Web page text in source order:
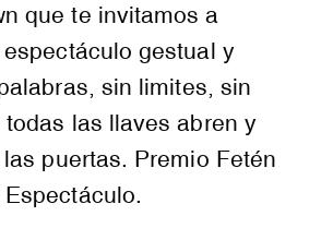
que te invitamos a
gestual y
sin limites, sin
las llaves abren y
puertas. Premio Fetén